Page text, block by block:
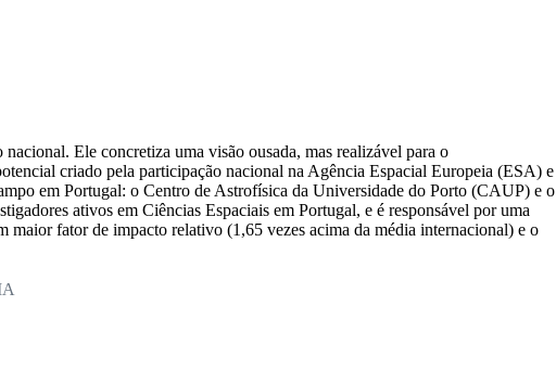
Ele concretiza uma visão ousada, mas realizável para o
criado pela participação nacional na Agência Espacial Europeia (ESA) e
em Portugal: o Centro de Astrofísica da Universidade do Porto (CAUP) e o
ativos em Ciências Espaciais em Portugal, e é responsável por uma
maior fator de impacto relativo (1,65 vezes acima da média internacional) e o